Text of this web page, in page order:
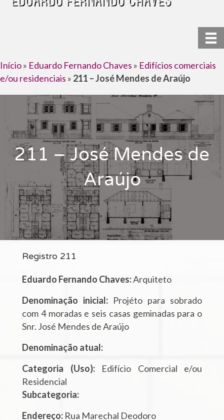
Início» Eduardo Fernando Chaves » Edifícios comerciais
e/ou residenciais » 211 – José Mendes de Araújo
211 – José Mendes de
Araújo
Registro 211
Eduardo Fernando Chaves:Arquiteto
Denominação inicial: Projéto para sobrado
com 4 moradas e seis casas geminadas para o
Snr. José Mendes de Araújo
Denominação atual:
Categoria (Uso):Edifício Comercial e/ou
Residencial
Subcategoria:
Endereço: Rua Marechal Deodoro